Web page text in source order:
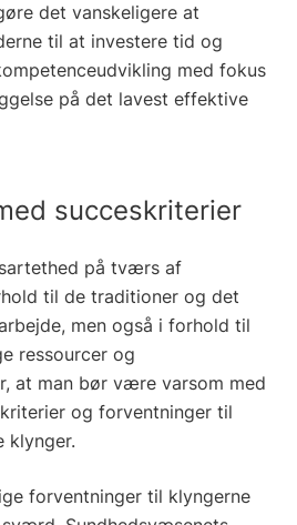
det vanskeligere at
til at investere tid og
med fokus
på det lavest effektive
succeskriterier
på tværs af
til de traditioner og det
men også i forhold til
ressourcer og
at man bør være varsom med
og forventninger til
klynger.
forventninger til klyngerne